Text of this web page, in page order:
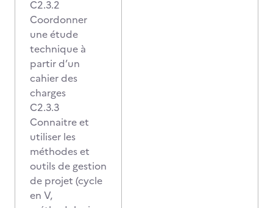
C2.3.2
Coordonner
une étude
technique à
partir d’un
cahier des
charges
C2.3.3
Connaitre et
utiliser les
méthodes et
outils de gestion
de projet (cycle
en V,